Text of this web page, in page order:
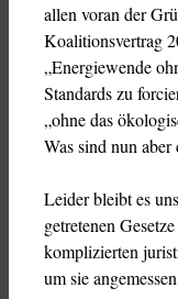
allen voran der
Koalitionsvertrag
„Energiewende
Standards zu
„ohne das
Was sind nun aber
Leider bleibt es
getretenen
komplizierten
um sie